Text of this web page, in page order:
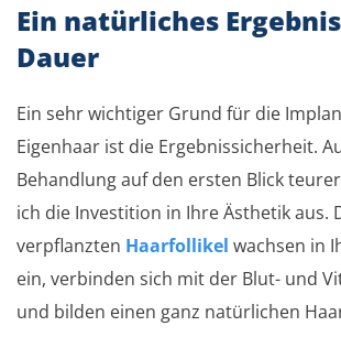
Ein natürliches
Dauer
Ein sehr wichtiger Grund für die
Eigenhaar ist die Ergebnissicherheit.
Behandlung auf den ersten Blick
ich die Investition in Ihre Ästhetik aus.
verpflanzten Haarfollikel wachsen in
ein, verbinden sich mit der Blut- und
und bilden einen ganz natürlichen